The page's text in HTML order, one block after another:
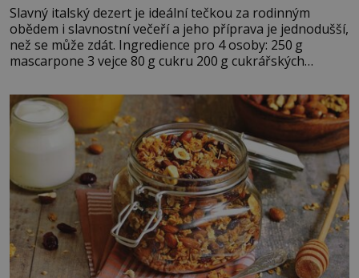
Slavný italský dezert je ideální tečkou za rodinným
obědem i slavnostní večeří a jeho příprava je jednodušší,
než se může zdát. Ingredience pro 4 osoby: 250 g
mascarpone 3 vejce 80 g cukru 200 g cukrářských
posypání Postup: Oddělte žloutky od bílků. Žloutky
vyšlehejte s cukrem do světlé pěny a postupně do nich
vmíchejte mascarpone, aby vznikl hladký